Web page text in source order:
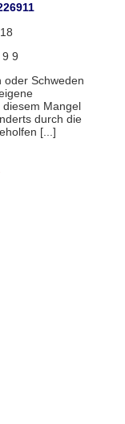
9 9
oder Schweden
diesem Mangel
durch die
[...]